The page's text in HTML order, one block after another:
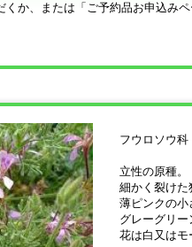
くか、または「ご予約品お申込み
フウロソウ
立性の原種。
細かく裂けた
薄ピンクの小
グレーグリ
花は白又はモ